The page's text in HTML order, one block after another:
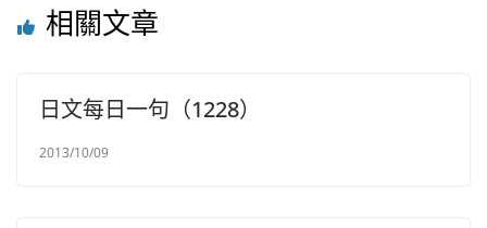
相關文章
日文每日一句（1228）
2013/10/09